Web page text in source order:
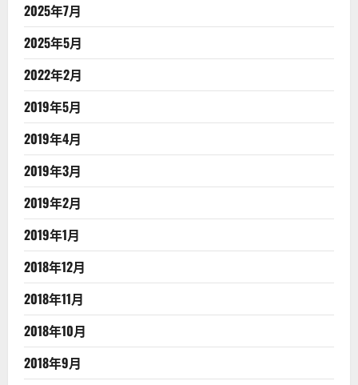
2025年7月
2025年5月
2022年2月
2019年5月
2019年4月
2019年3月
2019年2月
2019年1月
2018年12月
2018年11月
2018年10月
2018年9月